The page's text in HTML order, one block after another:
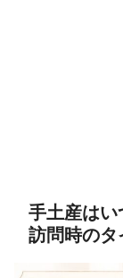
手土産はい
訪問時のタ